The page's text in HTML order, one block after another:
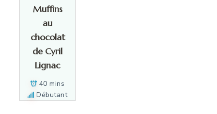
Muffins
au
chocolat
de Cyril
Lignac
40 mins
Débutant